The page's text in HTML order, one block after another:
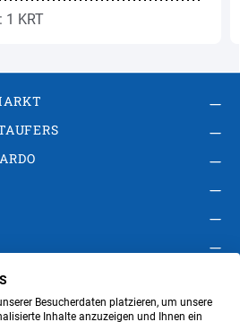
1 KRT
Impressum
Verwaltung
Besucherdaten platzieren, um unsere
Inhalte anzuzeigen und Ihnen ein